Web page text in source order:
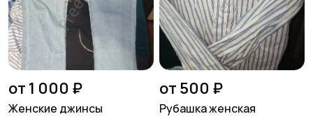
от 1 000 ₽
Женские джинсы
от 500 ₽
Рубашка женская